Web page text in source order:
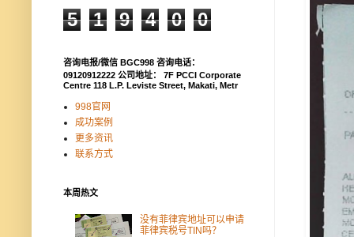
5 1 9 4 0 0
咨询电报/微信 BGC998 咨询电话：
09120912222 公司地址： 7F PCCI Corporate
Centre 118 L.P. Leviste Street, Makati, Metr
998官网
成功案例
更多资讯
联系方式
本周热文
没有菲律宾地址可以申请
菲律宾税号TIN吗？